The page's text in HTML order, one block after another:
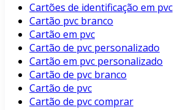
Cartões de identificação em pvc
Cartão pvc branco
Cartão em pvc
Cartão de pvc personalizado
Cartão em pvc personalizado
Cartão de pvc branco
Cartão de pvc
Cartão de pvc comprar